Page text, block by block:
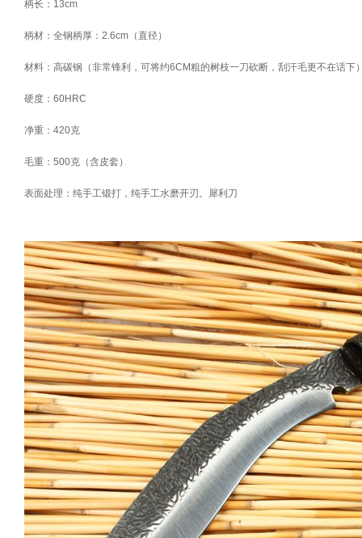
柄长：13cm
柄材：全钢柄厚：2.6cm（直径）
材料：高碳钢（非常锋利，可将约6CM粗的树枝一刀砍断，刮汗毛更不在话下
硬度：60HRC
净重：420克
毛重：500克（含皮套）
表面处理：纯手工锻打，纯手工水磨开刃。犀利刀